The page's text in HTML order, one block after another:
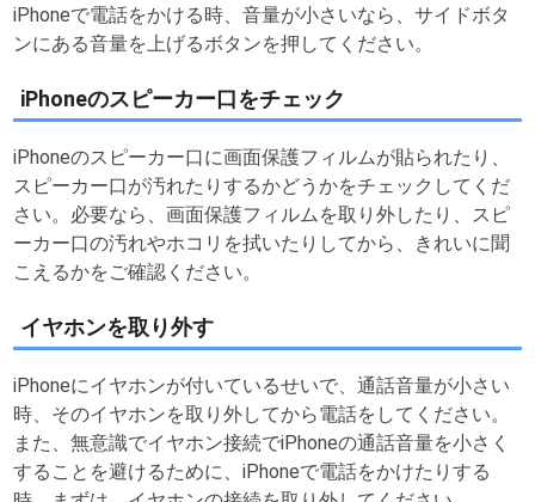
iPhoneで電話をかける時、音量が小さいなら、サイドボタ
ンにある音量を上げるボタンを押してください。
iPhoneのスピーカー口をチェック
iPhoneのスピーカー口に画面保護フィルムが貼られたり、
スピーカー口が汚れたりするかどうかをチェックしてくだ
さい。必要なら、画面保護フィルムを取り外したり、スピ
ーカー口の汚れやホコリを拭いたりしてから、きれいに聞
こえるかをご確認ください。
イヤホンを取り外す
iPhoneにイヤホンが付いているせいで、通話音量が小さい
時、そのイヤホンを取り外してから電話をしてください。
また、無意識でイヤホン接続でiPhoneの通話音量を小さく
することを避けるために、iPhoneで電話をかけたりする